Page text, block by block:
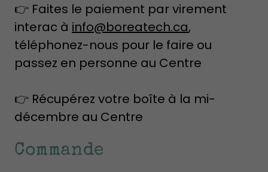
👉 Faites le paiement par virement
interac à info@boreatech.ca,
téléphonez-nous pour le faire ou
passez en personne au Centre
👉 Récupérez votre boîte à la mi-
décembre au Centre
Commande